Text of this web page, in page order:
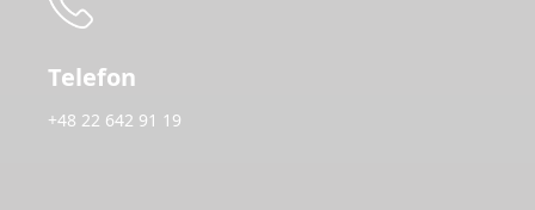
Telefon
+48 22 642 91 19